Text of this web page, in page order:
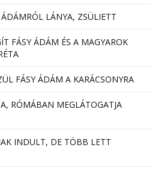
LÁNYA, ZSÜLIETT
FÁSY ÁDÁM ÉS A MAGYAROK
FÁSY ÁDÁM A KARÁCSONYRA
RÓMÁBAN MEGLÁTOGATJA
INDULT, DE TÖBB LETT